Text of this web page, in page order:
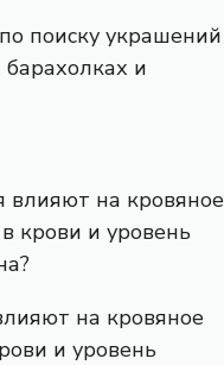
поиску украшений
и
на кровяное
и уровень